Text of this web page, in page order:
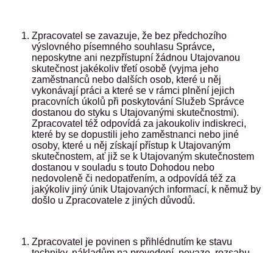
Zpracovatel se zavazuje, že bez předchozího
výslovného písemného souhlasu Správce,
neposkytne ani nezpřístupní žádnou Utajovanou
skutečnost jakékoliv třetí osobě (vyjma jeho
zaměstnanců nebo dalších osob, které u něj
vykonávají práci a které se v rámci plnění jejich
pracovních úkolů při poskytování Služeb Správce
dostanou do styku s Utajovanými skutečnostmi).
Zpracovatel též odpovídá za jakoukoliv indiskreci,
které by se dopustili jeho zaměstnanci nebo jiné
osoby, které u něj získají přístup k Utajovaným
skutečnostem, ať již se k Utajovaným skutečnostem
dostanou v souladu s touto Dohodou nebo
nedovoleně či nedopatřením, a odpovídá též za
jakýkoliv jiný únik Utajovaných informací, k němuž by
došlo u Zpracovatele z jiných důvodů.
Zpracovatel je povinen s přihlédnutím ke stavu